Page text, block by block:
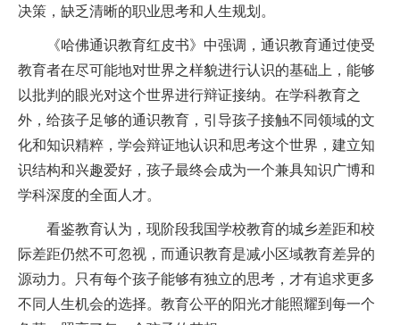
决策，缺乏清晰的职业思考和人生规划。
《哈佛通识教育红皮书》中强调，通识教育通过使受
教育者在尽可能地对世界之样貌进行认识的基础上，能够
以批判的眼光对这个世界进行辩证接纳。在学科教育之
外，给孩子足够的通识教育，引导孩子接触不同领域的文
化和知识精粹，学会辩证地认识和思考这个世界，建立知
识结构和兴趣爱好，孩子最终会成为一个兼具知识广博和
学科深度的全面人才。
看鉴教育认为，现阶段我国学校教育的城乡差距和校
际差距仍然不可忽视，而通识教育是减小区域教育差异的
源动力。只有每个孩子能够有独立的思考，才有追求更多
不同人生机会的选择。教育公平的阳光才能照耀到每一个